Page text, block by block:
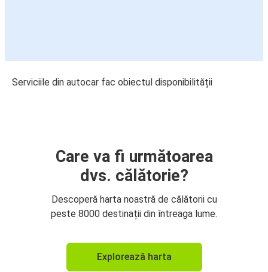
Serviciile din autocar fac obiectul disponibilității
Care va fi următoarea
dvs. călătorie?
Descoperă harta noastră de călătorii cu
peste 8000 destinații din întreaga lume.
Explorează harta